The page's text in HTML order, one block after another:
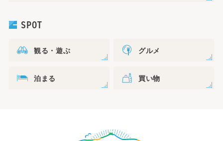
SPOT
観る・遊ぶ グルメ
泊まる 買い物